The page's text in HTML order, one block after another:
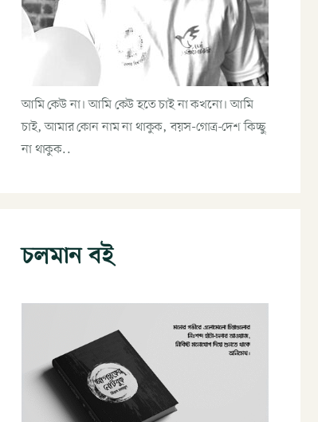
আমি কেউ না। আমি কেউ হতে চাই না কখনো। আমি
চাই, আমার কোন নাম না থাকুক, বয়স-গোত্র-দেশ কিচ্ছু
না থাকুক..
চলমান বই